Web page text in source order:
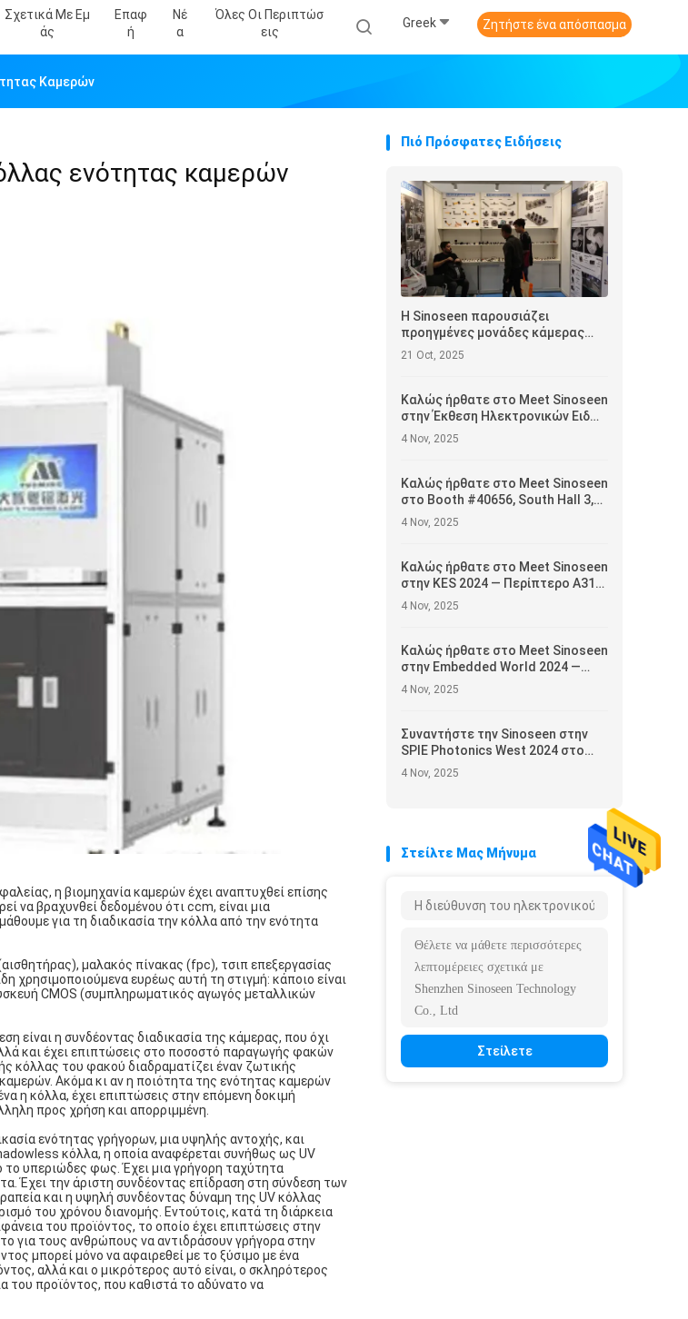
Σχετικά Με Εμ
Άς
Επαφ
Ή
Νέ
Α
Όλες Οι Περιπτώσ
Εις
Greek Ζητήστε ένα απόσπασμα
Καμερών
ενότητας καμερών
η βιομηχανία καμερών έχει αναπτυχθεί επίσης
βραχυνθεί δεδομένου ότι ccm, είναι μια
για τη διαδικασία την κόλλα από την ενότητα
μαλακός πίνακας (fpc), τσιπ επεξεργασίας
χρησιμοποιούμενα ευρέως αυτή τη στιγμή: κάποιο είναι
CMOS (συμπληρωματικός αγωγός μεταλλικών
είναι η συνδέοντας διαδικασία της κάμερας, που όχι
και έχει επιπτώσεις στο ποσοστό παραγωγής φακών
κόλλας του φακού διαδραματίζει έναν ζωτικής
Ακόμα κι αν η ποιότητα της ενότητας καμερών
η κόλλα, έχει επιπτώσεις στην επόμενη δοκιμή
προς χρήση και απορριμμένη.
ενότητας γρήγορων, μια υψηλής αντοχής, και
κόλλα, η οποία αναφέρεται συνήθως ως UV
υπεριώδες φως. Έχει μια γρήγορη ταχύτητα
Έχει την άριστη συνδέοντας επίδραση στη σύνδεση των
και η υψηλή συνδέοντας δύναμη της UV κόλλας
του χρόνου διανομής. Εντούτοις, κατά τη διάρκεια
του προϊόντος, το οποίο έχει επιπτώσεις στην
για τους ανθρώπους να αντιδράσουν γρήγορα στην
μπορεί μόνο να αφαιρεθεί με το ξύσιμο με ένα
αλλά και ο μικρότερος αυτό είναι, ο σκληρότερος
του προϊόντος, που καθιστά το αδύνατο να
Πιό Πρόσφατες Ειδήσεις
Η Sinoseen παρουσιάζει
προηγμένες μονάδες κάμερας
στην Έκθεση Ηλεκτρονικών του
Χονγκ Κονγκ 2025
21 Oct, 2025
Καλώς ήρθατε στο Meet Sinoseen
στην Έκθεση Ηλεκτρονικών Ειδών
του Χονγκ Κονγκ 2025 —
Περίπτερο #5E-H15, 13–16
4 Nov, 2025
Καλώς ήρθατε στο Meet Sinoseen
στο Booth #40656, South Hall 3,
2ος όροφος — Παρουσιάζοντας
καινοτόμες λύσεις μονάδων
4 Nov, 2025
Καλώς ήρθατε στο Meet Sinoseen
στην KES 2024 — Περίπτερο A313,
Αίθουσα A, 1ος Όροφος
4 Nov, 2025
Καλώς ήρθατε στο Meet Sinoseen
στην Embedded World 2024 —
Αίθουσα 5, Περίπτερο 5-235c
4 Nov, 2025
Συναντήστε την Sinoseen στην
SPIE Photonics West 2024 στο
Σαν Φρανσίσκο —
Παρουσιάζοντας αιχμής λύσεις
4 Nov, 2025
Στείλτε Μας Μήνυμα
Στείλετε